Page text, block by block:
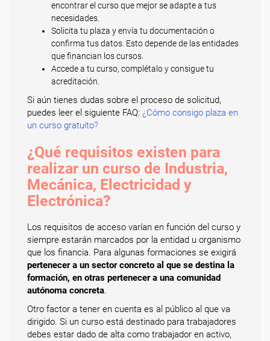
encontrar el curso que mejor se adapte a tus
necesidades.
Solicita tu plaza y envía tu documentación o
confirma tus datos. Esto depende de las entidades
que financian los cursos.
Accede a tu curso, complétalo y consigue tu
acreditación.
Si aún tienes dudas sobre el proceso de solicitud,
puedes leer el siguiente FAQ: ¿Cómo consigo plaza en
un curso gratuito?
¿Qué requisitos existen para
realizar un curso de Industria,
Mecánica, Electricidad y
Electrónica?
Los requisitos de acceso varían en función del curso y
siempre estarán marcados por la entidad u organismo
que los financia. Para algunas formaciones se exigirá
pertenecer a un sector concreto al que se destina la
formación, en otras pertenecer a una comunidad
autónoma concreta.
Otro factor a tener en cuenta es al público al que va
dirigido. Si un curso está destinado para trabajadores
debes estar dado de alta como trabajador en activo,